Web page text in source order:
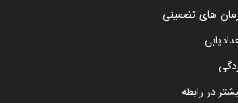
های تضمینی
در رابطه